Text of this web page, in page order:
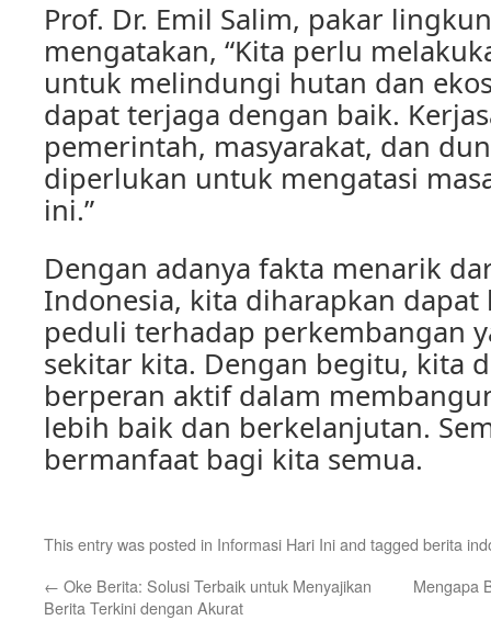
Prof. Dr. Emil Salim, pakar
mengatakan, “Kita perlu
untuk melindungi hutan dan
dapat terjaga dengan baik.
pemerintah, masyarakat, dan
diperlukan untuk mengatasi
ini.”
Dengan adanya fakta menarik
Indonesia, kita diharapkan dapat
peduli terhadap perkembangan
sekitar kita. Dengan begitu, kita
berperan aktif dalam
lebih baik dan berkelanjutan.
bermanfaat bagi kita semua.
This entry was posted in Informasi Hari Iniand tagged berita
← Oke Berita: Solusi Terbaik untuk Menyajikan
Berita Terkini dengan Akurat
Mengapa